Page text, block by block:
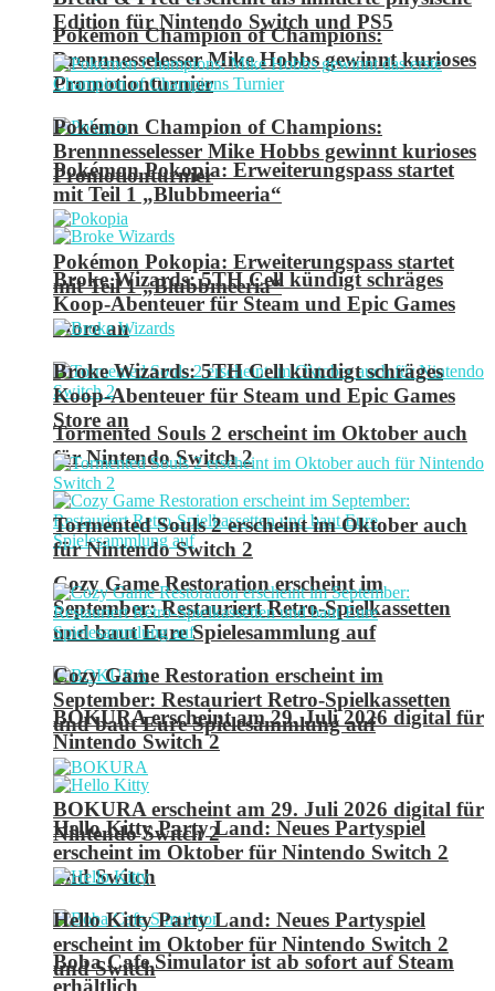
Pokémon Champion of Champions:
Brennnesselesser Mike Hobbs gewinnt kurioses
Promotionturnier
Pokémon Pokopia: Erweiterungspass startet
mit Teil 1 „Blubbmeeria“
Broke Wizards: 5TH Cell kündigt schräges
Koop-Abenteuer für Steam und Epic Games
Store an
Tormented Souls 2 erscheint im Oktober auch
für Nintendo Switch 2
Cozy Game Restoration erscheint im
September: Restauriert Retro-Spielkassetten
und baut Eure Spielesammlung auf
BOKURA erscheint am 29. Juli 2026 digital für
Nintendo Switch 2
Hello Kitty Party Land: Neues Partyspiel
erscheint im Oktober für Nintendo Switch 2
und Switch
Boba Cafe Simulator ist ab sofort auf Steam
erhältlich
Edition für Nintendo Switch und PS5
Pokémon Champion of Champions:
Brennnesselesser Mike Hobbs gewinnt kurioses
Promotionturnier
Pokémon Pokopia: Erweiterungspass startet
mit Teil 1 „Blubbmeeria“
Broke Wizards: 5TH Cell kündigt schräges
Koop-Abenteuer für Steam und Epic Games
Store an
Tormented Souls 2 erscheint im Oktober auch
für Nintendo Switch 2
Cozy Game Restoration erscheint im
September: Restauriert Retro-Spielkassetten
und baut Eure Spielesammlung auf
BOKURA erscheint am 29. Juli 2026 digital für
Nintendo Switch 2
Hello Kitty Party Land: Neues Partyspiel
erscheint im Oktober für Nintendo Switch 2
und Switch